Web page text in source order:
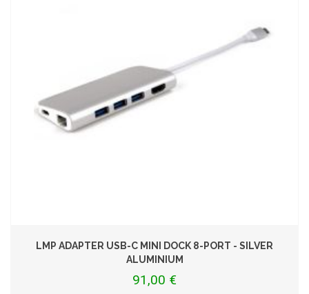
LMP ADAPTER USB-C MINI DOCK 8-PORT - SILVER
ALUMINIUM
91,00 €